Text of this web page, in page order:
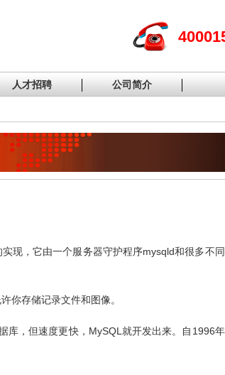
人才招聘 公司简介
现，它由一个服务器守护程序mysqld和很多不
你存储记录文件和图像。
库，但速度更快，MySQL就开发出来。自1996